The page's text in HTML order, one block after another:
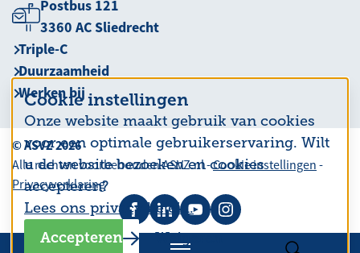
Cookie instellingen
Onze website maakt gebruik van cookies
voor een optimale gebruikerservaring. Wilt
u de website bezoeken en cookies
accepteren?
Lees ons privacy beleid.
Accepteren
Weigeren
Postbus 121
3360 AC Sliedrecht
Triple-C
Duurzaamheid
Werken bij
© ASVZ 2026
Alle rechten voorbehouden ASVZ.nl -Cookie instellingen -
Privacyverklaring